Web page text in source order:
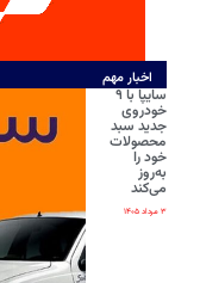
اخبار مهم
سایپا با ۹
خودروی
جدید سبد
محصولات
خود را
به‌روز
می‌کند
۳ مرداد ۱۴۰۵